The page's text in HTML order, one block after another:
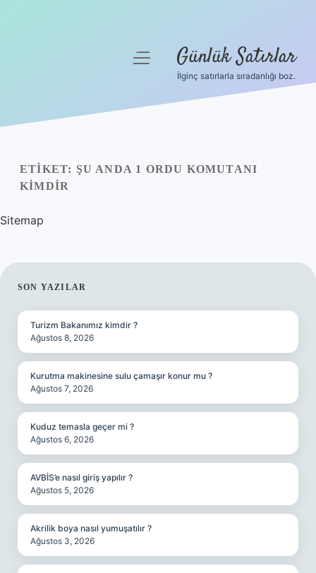
Yasal Uyarı
menüyü Günlük Satırlar
İlginç satırlarla sıradanlığı boz.
ETIKET: ŞU ANDA 1 ORDU KOMUTANI
KIMDIR
Sitemap
SIDEBAR
SON YAZILAR
Turizm Bakanımız kimdir ?
Ağustos 8, 2026
Kurutma makinesine sulu çamaşır konur mu ?
Ağustos 7, 2026
Kuduz temasla geçer mi ?
Ağustos 6, 2026
AVBİS’e nasıl giriş yapılır ?
Ağustos 5, 2026
Akrilik boya nasıl yumuşatılır ?
Ağustos 3, 2026